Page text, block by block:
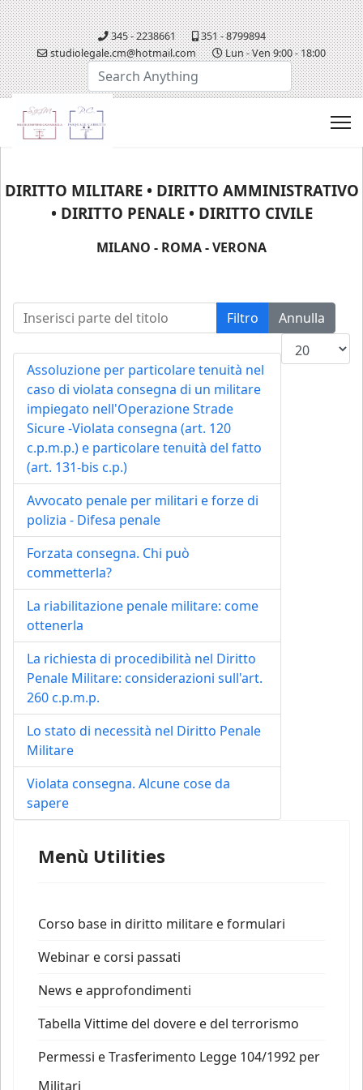
345 - 2238661
351 - 8799894
studiolegale.cm@hotmail.com
Lun - Ven 9:00 - 18:00
DIRITTO MILITARE • DIRITTO AMMINISTRATIVO
• DIRITTO PENALE • DIRITTO CIVILE
MILANO - ROMA - VERONA
Inserisci parte del titolo Filtro
Annulla
Visualizza n.
Assoluzione per particolare tenuità nel
caso di violata consegna di un militare
impiegato nell'Operazione Strade
Sicure -Violata consegna (art. 120
c.p.m.p.) e particolare tenuità del fatto
(art. 131-bis c.p.)
Avvocato penale per militari e forze di
polizia - Difesa penale
Forzata consegna. Chi può
commetterla?
La riabilitazione penale militare: come
ottenerla
La richiesta di procedibilità nel Diritto
Penale Militare: considerazioni sull'art.
260 c.p.m.p.
Lo stato di necessità nel Diritto Penale
Militare
Violata consegna. Alcune cose da
sapere
Menù Utilities
Corso base in diritto militare e formulari
Webinar e corsi passati
News e approfondimenti
Tabella Vittime del dovere e del terrorismo
Permessi e Trasferimento Legge 104/1992 per
Militari